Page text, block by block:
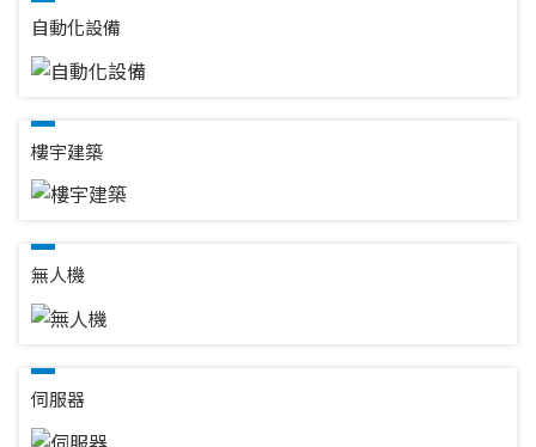
自動化設備
樓宇建築
無人機
伺服器